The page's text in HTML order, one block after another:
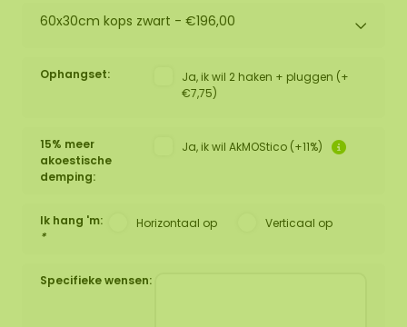
60x30cm kops zwart - €196,00
Ophangset:
Ja, ik wil 2 haken + pluggen (+
€7,75)
15% meer
akoestische
demping:
Ja, ik wil AkMOStico (+11%)
Ik hang 'm:
*
Horizontaal op Verticaal op
Specifieke wensen: